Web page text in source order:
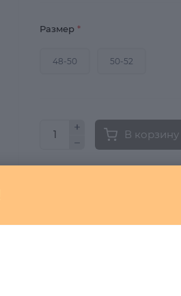
Размер *
48-50 50-52
В корзину